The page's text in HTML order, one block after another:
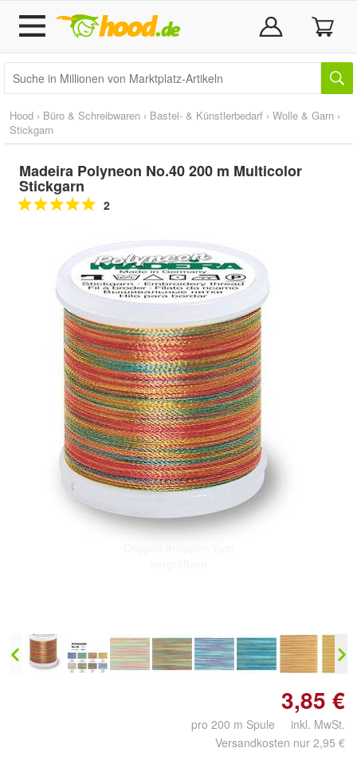
Hood › Büro & Schreibwaren › Bastel- & Künstlerbedarf › Wolle & Garn ›
Stickgarn
Madeira Polyneon No.40 200 m Multicolor
Stickgarn
2
3,85 €
pro 200 m Spule inkl. MwSt.
Versandkosten nur 2,95 €